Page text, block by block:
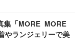
集「MORE MORE
やランジェリーで美